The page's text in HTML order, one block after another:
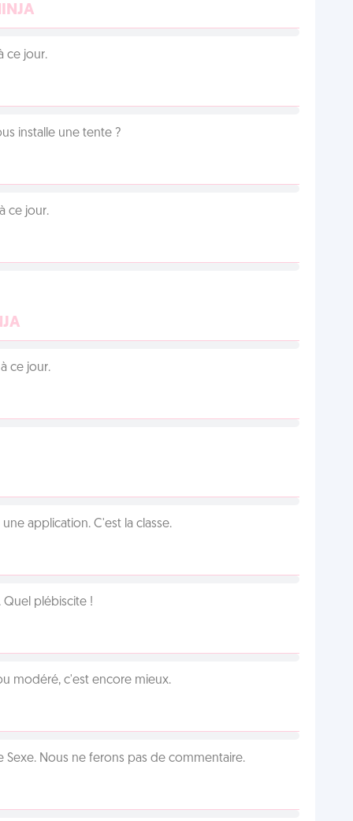
ce jour.
installe une tente ?
ce jour.
ce jour.
application. C'est la classe.
Quel plébiscite !
modéré, c'est encore mieux.
Sexe. Nous ne ferons pas de commentaire.